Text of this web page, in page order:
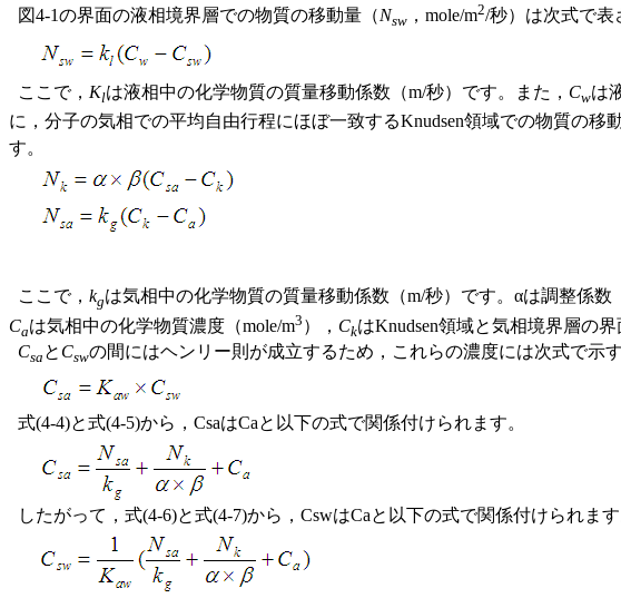
図4-1の界面の液相境界層での物質の移動量（Nsw ，mole/m2/秒）は次式で表
ここで， Klは液相中の化学物質の質量移動係数（m/秒）です。また， Cwは
に，分子の気相での平均自由行程にほぼ一致するKnudsen領域での物質の移
す。
ここで， kgは気相中の化学物質の質量移動係数（m/秒）です。αは調整係数
Caは気相中の化学物質濃度（mole/m3 ）， CkはKnudsen領域と気相境界層の
Csa と Cswの間にはヘンリー則が成立するため，これらの濃度には次式で示
式(4-4)と式(4-5)から，CsaはCaと以下の式で関係付けられます。
したがって，式(4-6)と式(4-7)から，CswはCaと以下の式で関係付けられます